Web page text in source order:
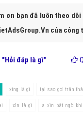
ơn bạn đã luôn theo
của công
"Hỏi đáp là gì"
xing là gì tại sao gọi trấn
xìn là gì a xìn bất ngờ